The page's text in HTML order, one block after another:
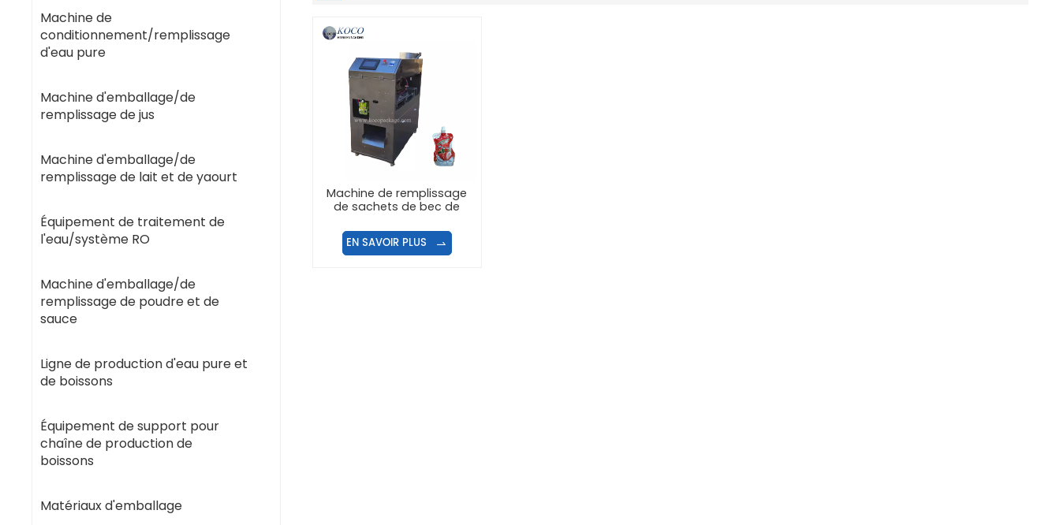
Machine de
conditionnement/remplissage
d'eau pure
Machine d'emballage/de
remplissage de jus
Machine d'emballage/de
remplissage de lait et de yaourt
Équipement de traitement de
l'eau/système RO
Machine d'emballage/de
remplissage de poudre et de
sauce
Ligne de production d'eau pure et
de boissons
Équipement de support pour
chaîne de production de
boissons
Matériaux d'emballage
Machine de remplissage
de sachets de bec de
EN SAVOIR PLUS